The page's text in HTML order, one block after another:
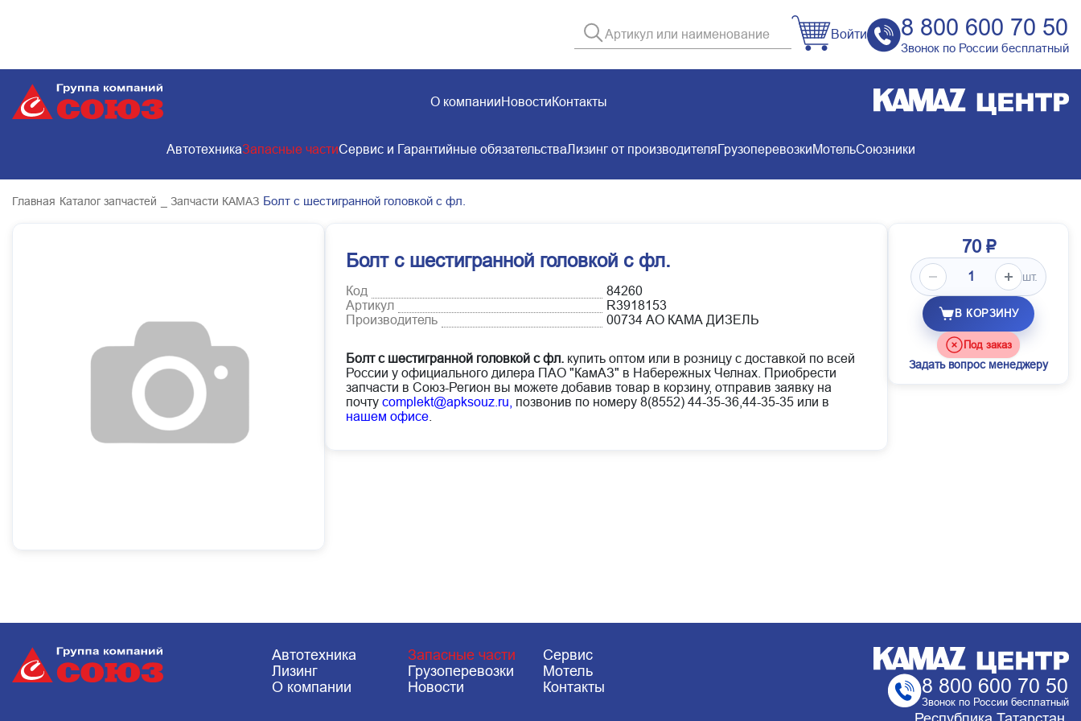
Войти 8 800 600 70 50
Звонок по России бесплатный
О компанииНовостиКонтакты
АвтотехникаЗапасные частиСервис и Гарантийные обязательстваЛизинг от производителяГрузоперевозкиМотельСоюзники
Главная Каталог запчастей _ Запчасти КАМАЗ Болт с шестигранной головкой с фл.
Болт с шестигранной головкой с фл.
Код
84260
Артикул
R3918153
Производитель
00734 АО КАМА ДИЗЕЛЬ
Болт с шестигранной головкой с фл. купить оптом или в розницу с доставкой по всей
России у официального дилера ПАО "КамАЗ" в Набережных Челнах. Приобрести
запчасти в Союз-Регион вы можете добавив товар в корзину, отправив заявку на
почту complekt@apksouz.ru, позвонив по номеру 8(8552) 44-35-36,44-35-35 или в
нашем офисе
70 ₽
шт.
В КОРЗИНУ
Под заказ
Задать вопрос менеджеру
Автотехника Запасные части
Сервис
Лизинг
Грузоперевозки
Мотель
О компании
Новости Контакты 8 800 600 70 50
Звонок по России бесплатный